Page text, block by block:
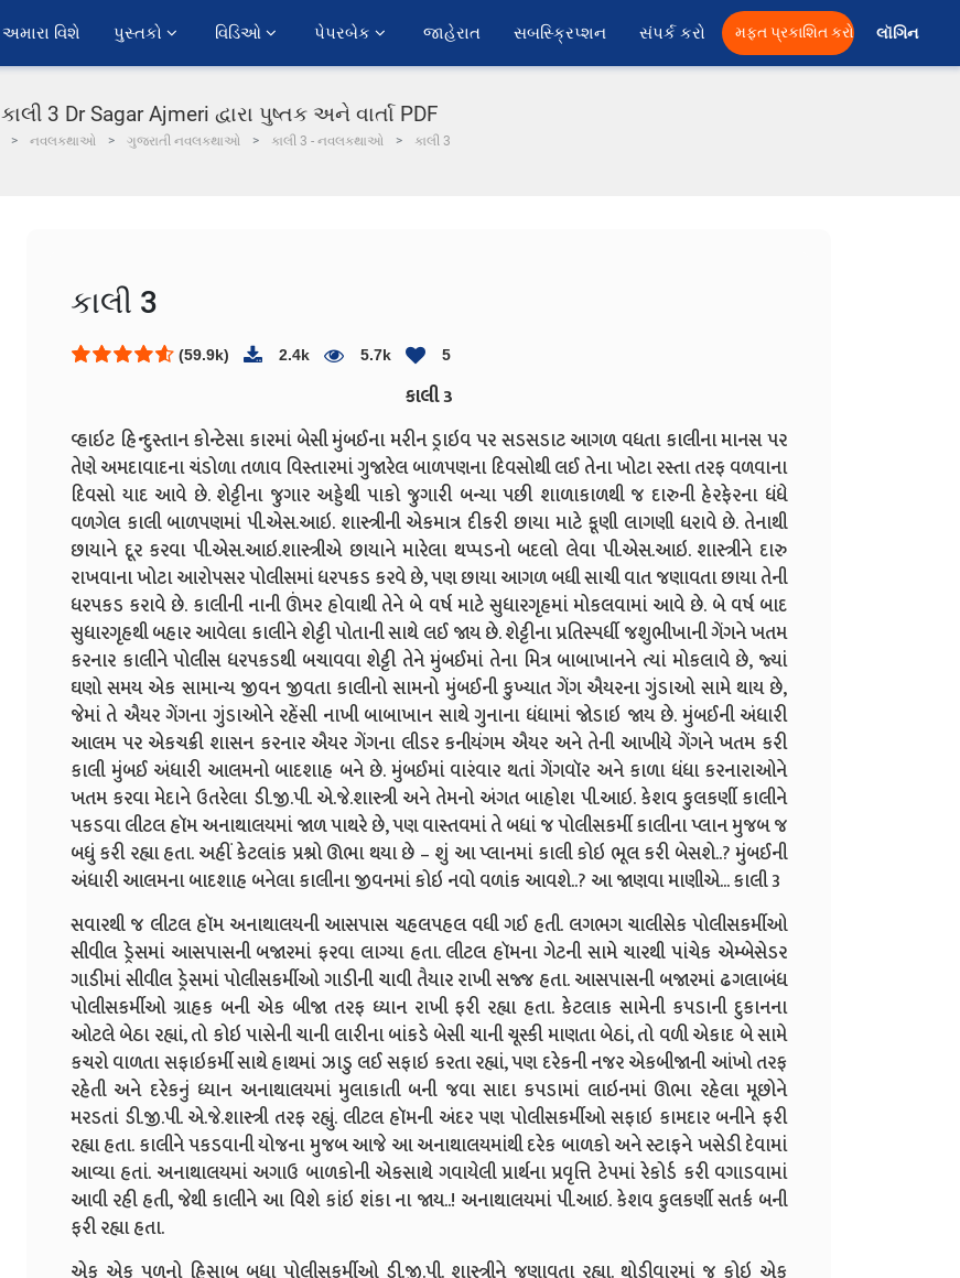
અમારા વિશે પુસ્તકો વિડિઓ પેપરબેક જાહેરાત સબસ્ક્રિપ્શન સંપર્ક કરો મફત પ્રકાશિત કરો લૉગિન
કાલી 3 Dr Sagar Ajmeri દ્વારા પુષ્તક અને વાર્તા PDF
નવલકથાઓ ગુજરાતી નવલકથાઓ કાલી 3 - નવલકથાઓ કાલી 3
કાલી 3
(59.9k) 2.4k 5.7k 5
કાલી 3
વ્હાઇટ હિન્દુસ્તાન કોન્ટેસા કારમાં બેસી મુંબઈના મરીન ડ્રાઇવ પર સડસડાટ આગળ વધતા કાલીના માનસ પર
તેણે અમદાવાદના ચંડોળા તળાવ વિસ્તારમાં ગુજારેલ બાળપણના દિવસોથી લઈ તેના ખોટા રસ્તા તરફ વળવાના
દિવસો યાદ આવે છે. શેટ્ટીના જુગાર અડ્ડેથી પાકો જુગારી બન્યા પછી શાળાકાળથી જ દારુની હેરફેરના ધંધે
વળગેલ કાલી બાળપણમાં પી.એસ.આઇ. શાસ્ત્રીની એકમાત્ર દીકરી છાયા માટે કૂણી લાગણી ધરાવે છે. તેનાથી
છાયાને દૂર કરવા પી.એસ.આઇ.શાસ્ત્રીએ છાયાને મારેલા થપ્પડનો બદલો લેવા પી.એસ.આઇ. શાસ્ત્રીને દારુ
રાખવાના ખોટા આરોપસર પોલીસમાં ધરપકડ કરવે છે, પણ છાયા આગળ બધી સાચી વાત જણાવતા છાયા તેની
ધરપકડ કરાવે છે. કાલીની નાની ઊંમર હોવાથી તેને બે વર્ષ માટે સુધારગૃહમાં મોકલવામાં આવે છે. બે વર્ષ બાદ
સુધારગૃહથી બહાર આવેલા કાલીને શેટ્ટી પોતાની સાથે લઈ જાય છે. શેટ્ટીના પ્રતિસ્પર્ધી જશુભીખાની ગેંગને ખતમ
કરનાર કાલીને પોલીસ ધરપકડથી બચાવવા શેટ્ટી તેને મુંબઈમાં તેના મિત્ર બાબાખાનને ત્યાં મોકલાવે છે, જ્યાં
ઘણો સમય એક સામાન્ય જીવન જીવતા કાલીનો સામનો મુંબઈની કુખ્યાત ગેંગ ઐયરના ગુંડાઓ સામે થાય છે,
જેમાં તે ઐયર ગેંગના ગુંડાઓને રહેંસી નાખી બાબાખાન સાથે ગુનાના ધંધામાં જોડાઇ જાય છે. મુંબઈની અંધારી
આલમ પર એકચક્રી શાસન કરનાર ઐયર ગેંગના લીડર કનીયંગમ ઐયર અને તેની આખીયે ગેંગને ખતમ કરી
કાલી મુંબઈ અંધારી આલમનો બાદશાહ બને છે. મુંબઈમાં વારંવાર થતાં ગેંગવૉર અને કાળા ધંધા કરનારાઓને
ખતમ કરવા મેદાને ઉતરેલા ડી.જી.પી. એ.જે.શાસ્ત્રી અને તેમનો અંગત બાહોશ પી.આઇ. કેશવ કુલકર્ણી કાલીને
પકડવા લીટલ હૉમ અનાથાલયમાં જાળ પાથરે છે, પણ વાસ્તવમાં તે બધાં જ પોલીસકર્મી કાલીના પ્લાન મુજબ જ
બધું કરી રહ્યા હતા. અહીં કેટલાંક પ્રશ્નો ઊભા થયા છે – શું આ પ્લાનમાં કાલી કોઇ ભૂલ કરી બેસશે..? મુંબઈની
અંધારી આલમના બાદશાહ બનેલા કાલીના જીવનમાં કોઇ નવો વળાંક આવશે..? આ જાણવા માણીએ... કાલી 3
સવારથી જ લીટલ હૉમ અનાથાલયની આસપાસ ચહલપહલ વધી ગઈ હતી. લગભગ ચાલીસેક પોલીસકર્મીઓ
સીવીલ ડ્રેસમાં આસપાસની બજારમાં ફરવા લાગ્યા હતા. લીટલ હૉમના ગેટની સામે ચારથી પાંચેક એમ્બેસેડર
ગાડીમાં સીવીલ ડ્રેસમાં પોલીસકર્મીઓ ગાડીની ચાવી તૈયાર રાખી સજ્જ હતા. આસપાસની બજારમાં ઢગલાબંધ
પોલીસકર્મીઓ ગ્રાહક બની એક બીજા તરફ ધ્યાન રાખી ફરી રહ્યા હતા. કેટલાક સામેની કપડાની દુકાનના
ઓટલે બેઠા રહ્યાં, તો કોઇ પાસેની ચાની લારીના બાંકડે બેસી ચાની ચૂસ્કી માણતા બેઠાં, તો વળી એકાદ બે સામે
કચરો વાળતા સફાઇકર્મી સાથે હાથમાં ઝાડુ લઈ સફાઇ કરતા રહ્યાં, પણ દરેકની નજર એકબીજાની આંખો તરફ
રહેતી અને દરેકનું ધ્યાન અનાથાલયમાં મુલાકાતી બની જવા સાદા કપડામાં લાઇનમાં ઊભા રહેલા મૂછોને
મરડતાં ડી.જી.પી. એ.જે.શાસ્ત્રી તરફ રહ્યું. લીટલ હૉમની અંદર પણ પોલીસકર્મીઓ સફાઇ કામદાર બનીને ફરી
રહ્યા હતા. કાલીને પકડવાની યોજના મુજબ આજે આ અનાથાલયમાંથી દરેક બાળકો અને સ્ટાફને ખસેડી દેવામાં
આવ્યા હતાં. અનાથાલયમાં અગાઉ બાળકોની એકસાથે ગવાયેલી પ્રાર્થના પ્રવૃત્તિ ટેપમાં રેકોર્ડ કરી વગાડવામાં
આવી રહી હતી, જેથી કાલીને આ વિશે કાંઇ શંકા ના જાય..! અનાથાલયમાં પી.આઇ. કેશવ કુલકર્ણી સતર્ક બની
ફરી રહ્યા હતા.